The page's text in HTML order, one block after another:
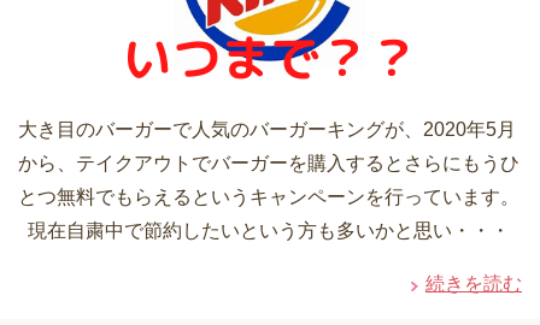
大き目のバーガーで人気のバーガーキングが、2020年5月
から、テイクアウトでバーガーを購入するとさらにもうひ
とつ無料でもらえるというキャンペーンを行っています。
現在自粛中で節約したいという方も多いかと思い・・・
続きを読む